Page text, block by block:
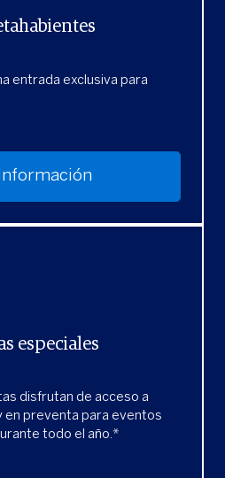
entrada exclusiva para
especiales
disfrutan de acceso a
en preventa para eventos
todo el año.*